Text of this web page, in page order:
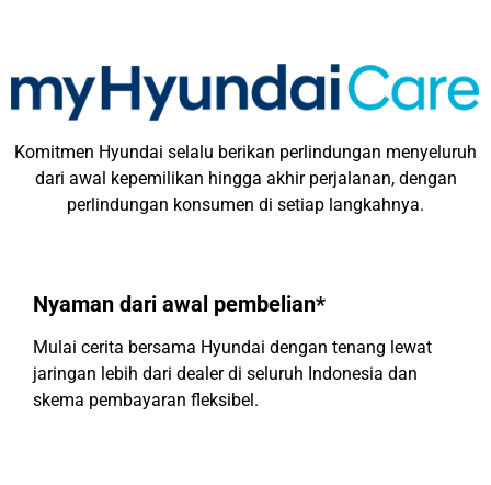
Komitmen Hyundai selalu berikan perlindungan menyeluruh
dari awal kepemilikan hingga akhir perjalanan, dengan
perlindungan konsumen di setiap langkahnya.
Nyaman dari awal pembelian*
Mulai cerita bersama Hyundai dengan tenang lewat
jaringan lebih dari dealer di seluruh Indonesia dan
skema pembayaran fleksibel.